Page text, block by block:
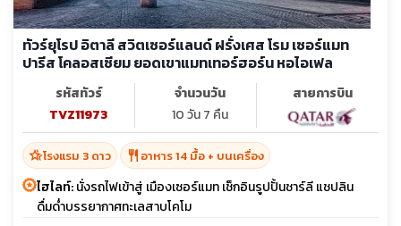
ทัวร์ยุโรป อิตาลี สวิตเซอร์แลนด์ ฝรั่งเศส โรม เซอร์แมท
ปารีส โคลอสเซียม ยอดเขาแมทเทอร์ฮอร์น หอไอเฟล
รหัสทัวร์
TVZ11973
จำนวนวัน
10 วัน 7 คืน
สายการบิน
hotel_classโรงแรม 3 ดาว restaurant อาหาร 14 มื้อ + บนเครื่อง
ไฮไลท์:นั่งรถไฟเข้าสู่ เมืองเซอร์แมท เช็กอินรูปปั้นชาร์ลี แชปลิน
ดื่มด่ำบรรยากาศทะเลสาบโคโม